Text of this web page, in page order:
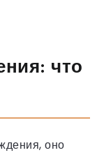
что
оно